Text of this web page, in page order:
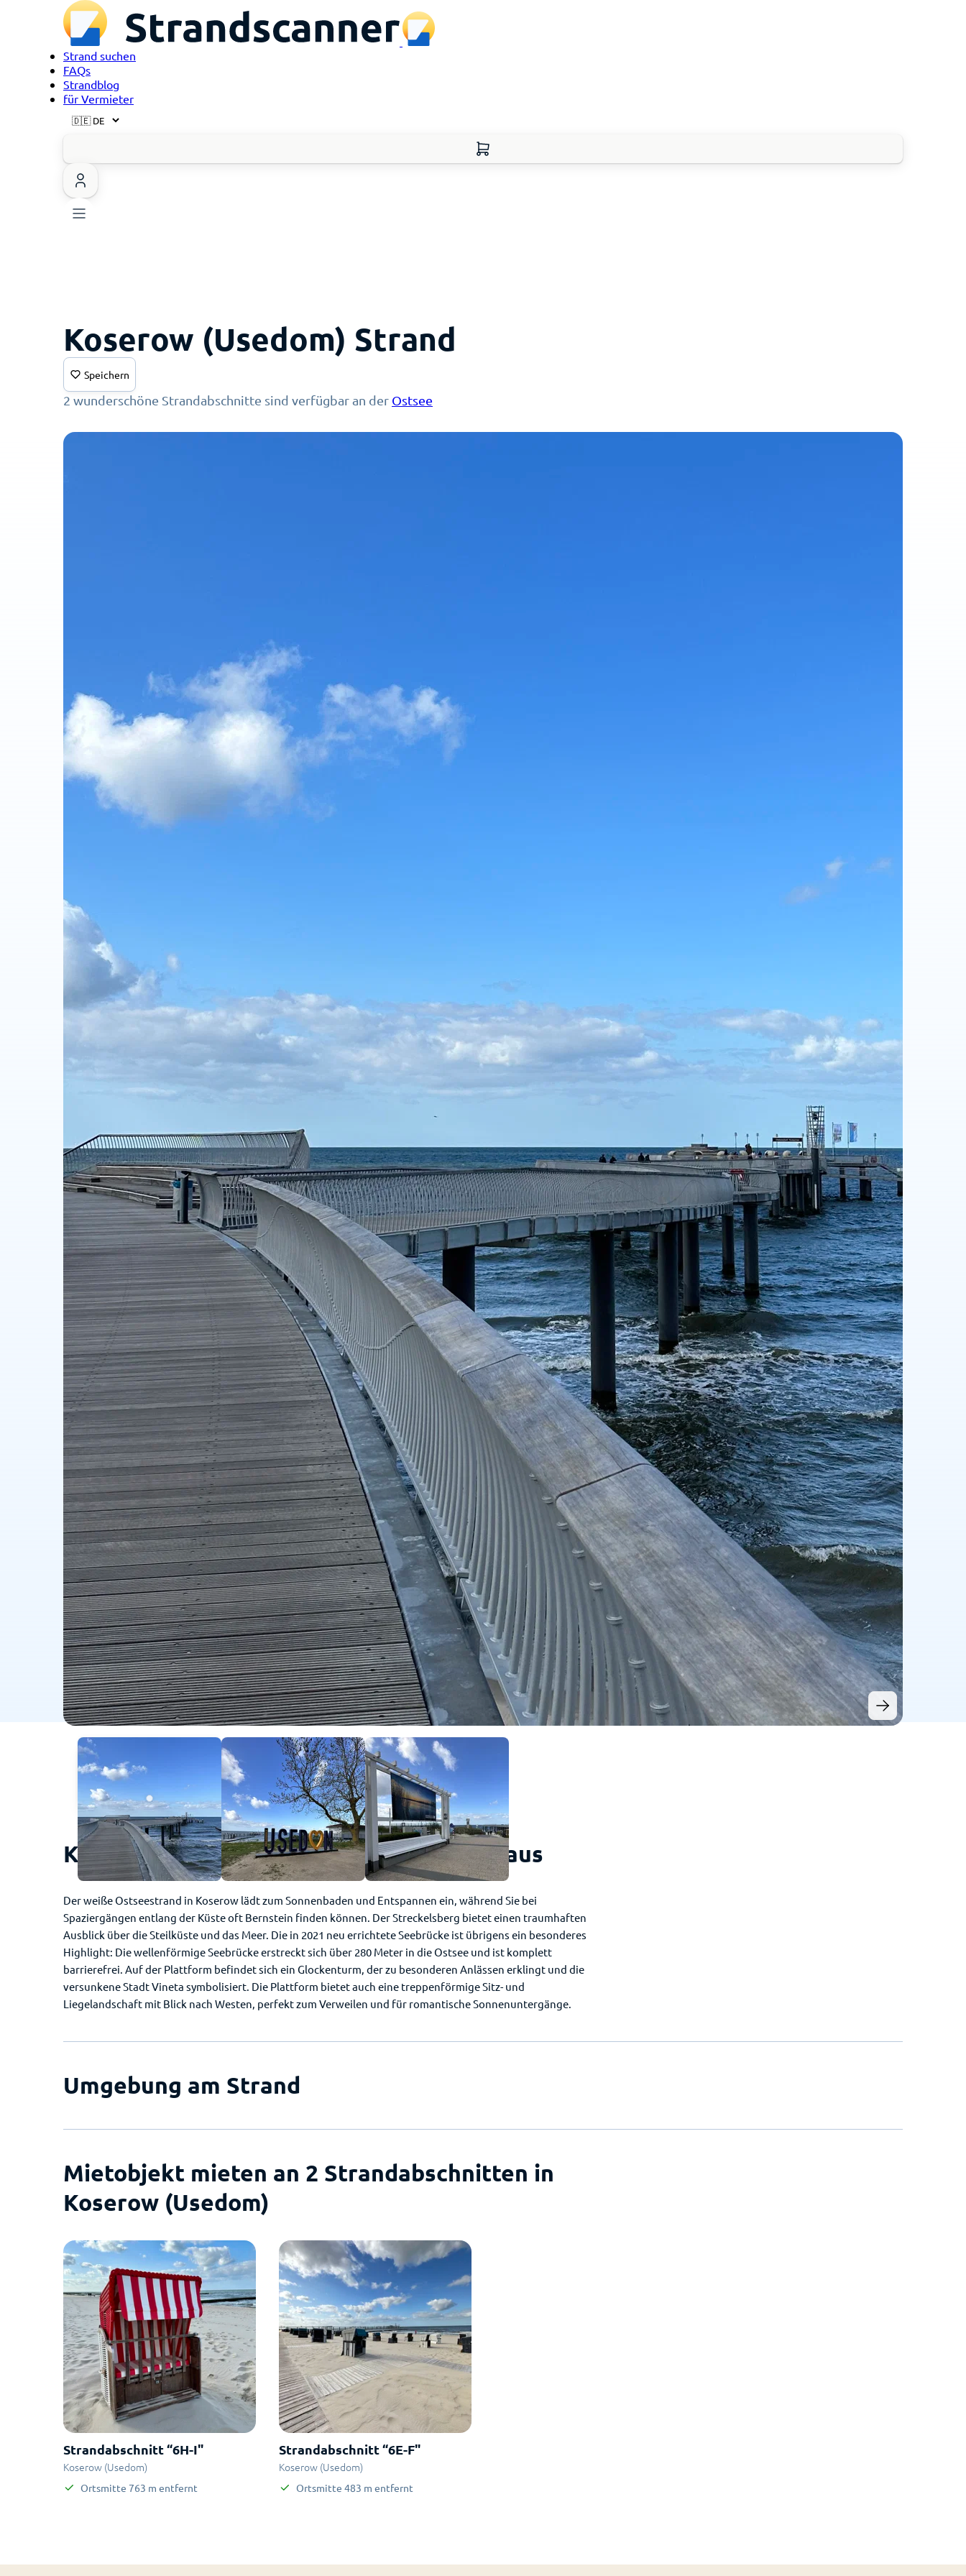
Strand suchen
FAQs
Strandblog
für Vermieter
Koserow (Usedom) Strand
Speichern
2 wunderschöne Strandabschnitte sind verfügbar an der Ostsee
Koserow (Usedom) - So sieht der Strand aus
Der weiße Ostseestrand in Koserow lädt zum Sonnenbaden und Entspannen ein, während Sie bei
Spaziergängen entlang der Küste oft Bernstein finden können. Der Streckelsberg bietet einen traumhaften
Ausblick über die Steilküste und das Meer. Die in 2021 neu errichtete Seebrücke ist übrigens ein besonderes
Highlight: Die wellenförmige Seebrücke erstreckt sich über 280 Meter in die Ostsee und ist komplett
barrierefrei. Auf der Plattform befindet sich ein Glockenturm, der zu besonderen Anlässen erklingt und die
versunkene Stadt Vineta symbolisiert. Die Plattform bietet auch eine treppenförmige Sitz- und
Liegelandschaft mit Blick nach Westen, perfekt zum Verweilen und für romantische Sonnenuntergänge.
Umgebung am Strand
Mietobjekt mieten an 2 Strandabschnitten in
Koserow (Usedom)
Strandabschnitt “6H-I"
Koserow (Usedom)
Ortsmitte 763 m entfernt
Strandabschnitt “6E-F"
Koserow (Usedom)
Ortsmitte 483 m entfernt